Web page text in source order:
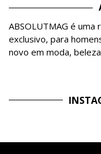
ABSOLUTMAG é
exclusivo, para
novo em moda,